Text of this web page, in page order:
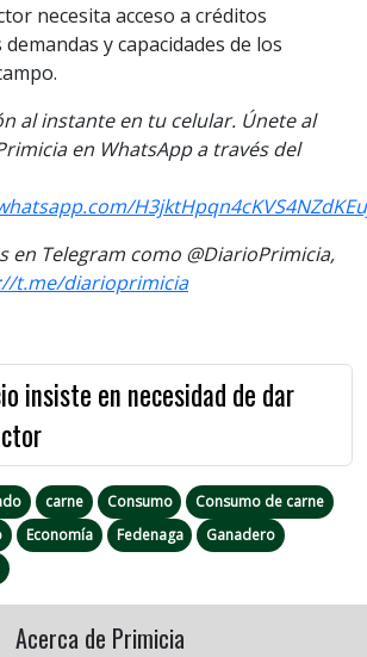
necesita acceso a créditos
demandas y capacidades de los
al instante en tu celular. Únete al
en WhatsApp a través del
en Telegram como @DiarioPrimicia,
t.me/diarioprimicia
insiste en necesidad de dar
carne Consumo
Consumo de carne
Economía Fedenaga
Ganadero
Acerca de Primicia